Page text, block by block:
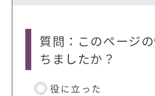
質問：このページ
ちましたか？
役に立った